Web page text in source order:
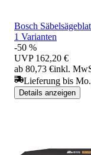
Bosch
1 Varianten
-50 %
UVP 162,20 €
ab 80,73 €inkl.
Lieferung bis
Details anzeigen